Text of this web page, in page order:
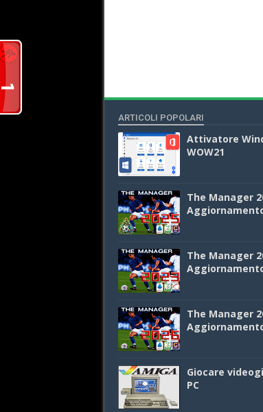
ARTICOLI POPOLARI
Attivatore
WOW21
The Manager
The Manager
The Manager
Giocare
PC